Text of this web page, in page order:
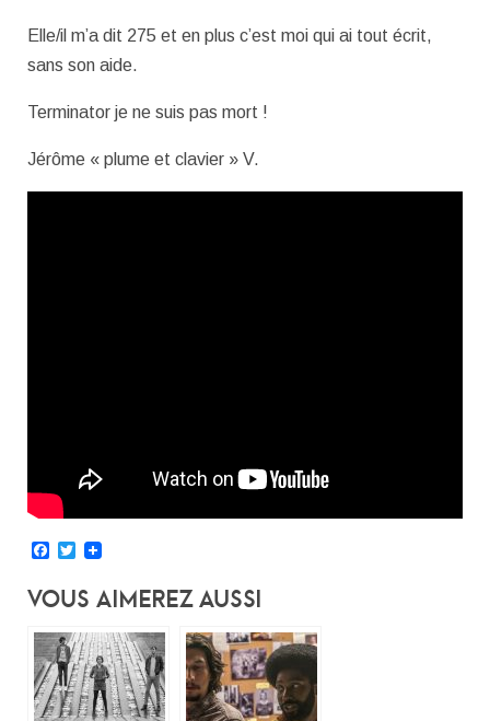
Elle/il m’a dit 275 et en plus c’est moi qui ai tout écrit,
sans son aide.
Terminator je ne suis pas mort !
Jérôme « plume et clavier » V.
Facebook
Twitter
Vous Aimerez Aussi